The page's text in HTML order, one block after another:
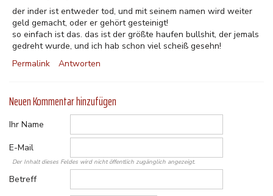
der inder ist entweder tod, und mit seinem namen wird weiter
geld gemacht, oder er gehört gesteinigt!
so einfach ist das. das ist der größte haufen bullshit, der jemals
gedreht wurde, und ich hab schon viel scheiß gesehn!
Permalink
Antworten
Neuen Kommentar hinzufügen
Ihr Name
E-Mail
Der Inhalt dieses Feldes wird nicht öffentlich zugänglich angezeigt.
Betreff